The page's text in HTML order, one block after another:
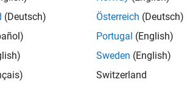
(Deutsch)
Österreich (Deutsch)
Portugal (English)
Sweden (English)
Switzerland